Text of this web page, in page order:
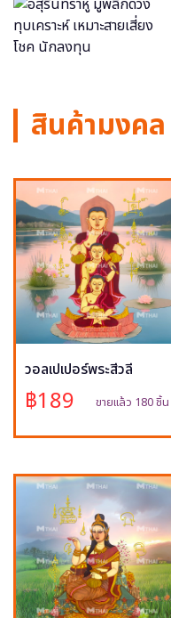
สินค้ามงคล
วอลเปเปอร์พระสีวลี
฿189 ขายแล้ว 180 ชิ้น